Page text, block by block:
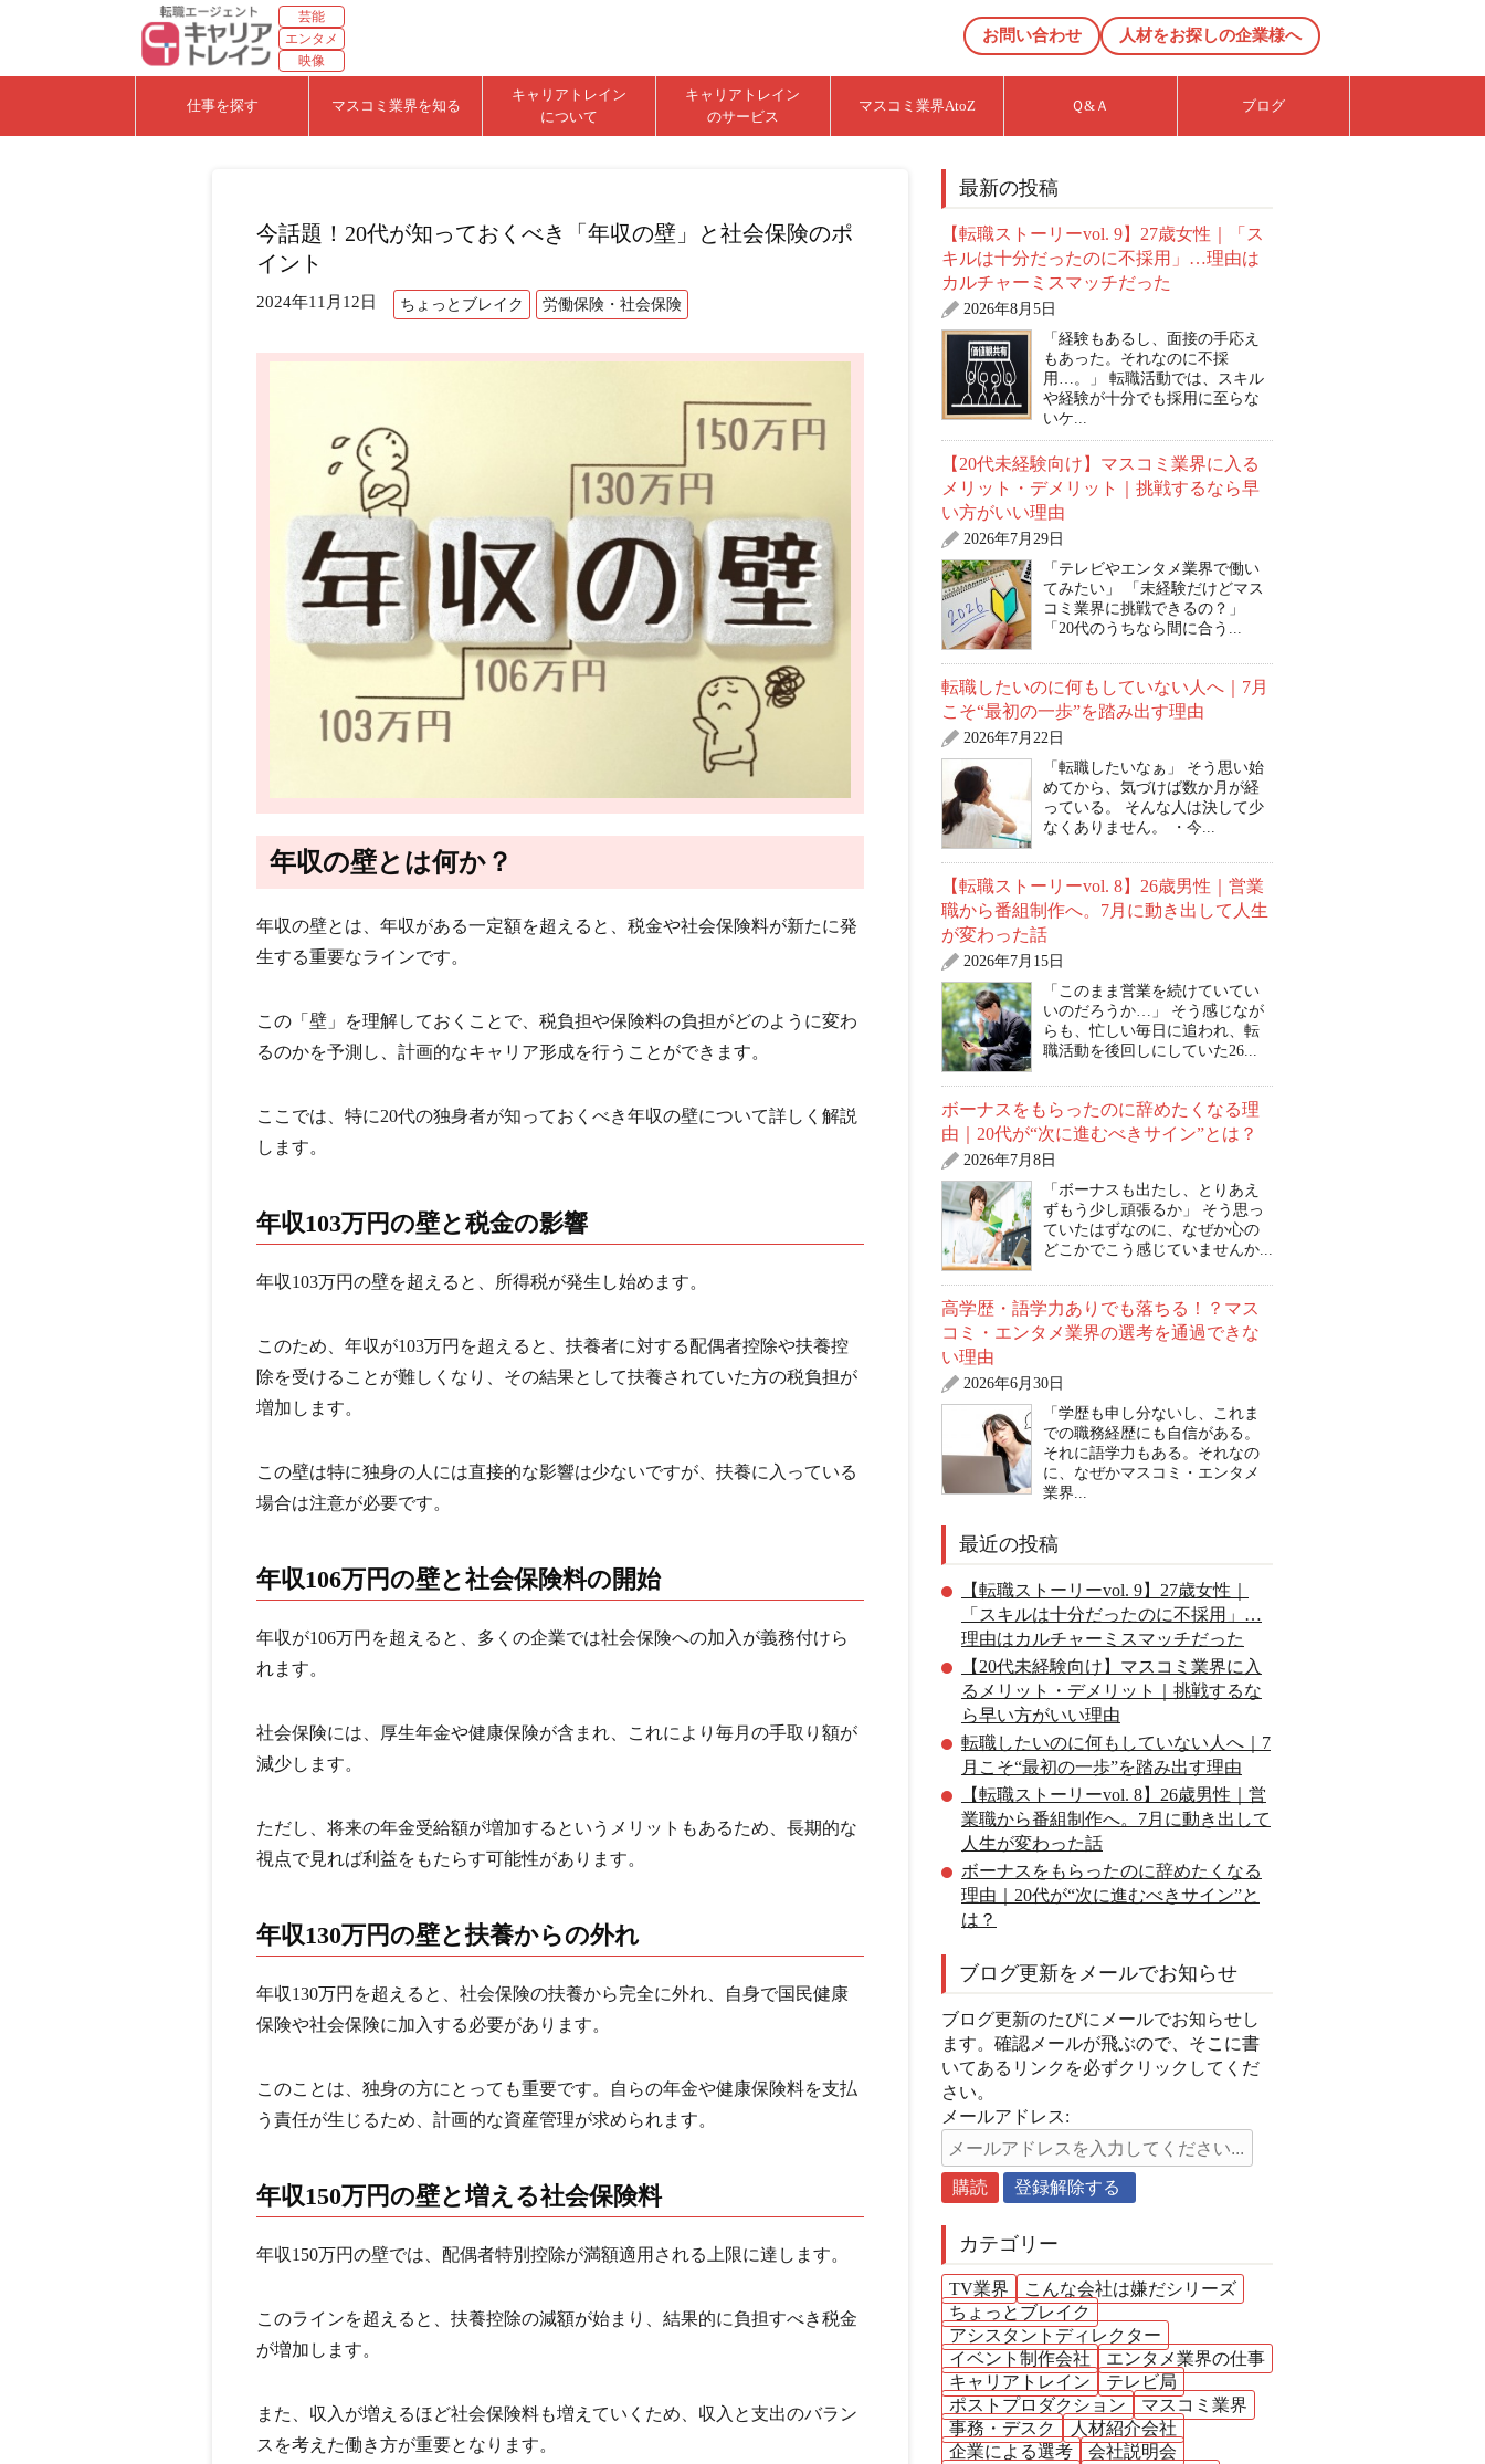
芸能
エンタメ
映像
お問い合わせ 人材をお探しの企業様へ
仕事を探す マスコミ業界を知る
キャリアトレイン
について
キャリアトレイン
のサービス
マスコミ業界AtoZ Ｑ&Ａ ブログ
今話題！20代が知っておくべき「年収の壁」と社会保険のポ
イント
2024年11月12日 ちょっとブレイク 労働保険・社会保険
年収の壁とは何か？
年収の壁とは、年収がある一定額を超えると、税金や社会保険料が新たに発
生する重要なラインです。
この「壁」を理解しておくことで、税負担や保険料の負担がどのように変わ
るのかを予測し、計画的なキャリア形成を行うことができます。
ここでは、特に20代の独身者が知っておくべき年収の壁について詳しく解説
します。
年収103万円の壁と税金の影響
年収103万円の壁を超えると、所得税が発生し始めます。
このため、年収が103万円を超えると、扶養者に対する配偶者控除や扶養控
除を受けることが難しくなり、その結果として扶養されていた方の税負担が
増加します。
この壁は特に独身の人には直接的な影響は少ないですが、扶養に入っている
場合は注意が必要です。
年収106万円の壁と社会保険料の開始
年収が106万円を超えると、多くの企業では社会保険への加入が義務付けら
れます。
社会保険には、厚生年金や健康保険が含まれ、これにより毎月の手取り額が
減少します。
ただし、将来の年金受給額が増加するというメリットもあるため、長期的な
視点で見れば利益をもたらす可能性があります。
年収130万円の壁と扶養からの外れ
年収130万円を超えると、社会保険の扶養から完全に外れ、自身で国民健康
保険や社会保険に加入する必要があります。
このことは、独身の方にとっても重要です。自らの年金や健康保険料を支払
う責任が生じるため、計画的な資産管理が求められます。
年収150万円の壁と増える社会保険料
年収150万円の壁では、配偶者特別控除が満額適用される上限に達します。
このラインを超えると、扶養控除の減額が始まり、結果的に負担すべき税金
が増加します。
また、収入が増えるほど社会保険料も増えていくため、収入と支出のバラン
スを考えた働き方が重要となります。
最新の投稿
【転職ストーリーvol. 9】27歳女性｜「ス
キルは十分だったのに不採用」…理由は
カルチャーミスマッチだった
2026年8月5日
「経験もあるし、面接の手応え
もあった。それなのに不採
用…。」 転職活動では、スキル
や経験が十分でも採用に至らな
いケ...
【20代未経験向け】マスコミ業界に入る
メリット・デメリット｜挑戦するなら早
い方がいい理由
2026年7月29日
「テレビやエンタメ業界で働い
てみたい」 「未経験だけどマス
コミ業界に挑戦できるの？」
「20代のうちなら間に合う...
転職したいのに何もしていない人へ｜7月
こそ“最初の一歩”を踏み出す理由
2026年7月22日
「転職したいなぁ」 そう思い始
めてから、気づけば数か月が経
っている。 そんな人は決して少
なくありません。 ・今...
【転職ストーリーvol. 8】26歳男性｜営業
職から番組制作へ。7月に動き出して人生
が変わった話
2026年7月15日
「このまま営業を続けていてい
いのだろうか…」 そう感じなが
らも、忙しい毎日に追われ、転
職活動を後回しにしていた26...
ボーナスをもらったのに辞めたくなる理
由｜20代が“次に進むべきサイン”とは？
2026年7月8日
「ボーナスも出たし、とりあえ
ずもう少し頑張るか」 そう思っ
ていたはずなのに、なぜか心の
どこかでこう感じていませんか...
高学歴・語学力ありでも落ちる！？マス
コミ・エンタメ業界の選考を通過できな
い理由
2026年6月30日
「学歴も申し分ないし、これま
での職務経歴にも自信がある。
それに語学力もある。それなの
に、なぜかマスコミ・エンタメ
業界...
最近の投稿
【転職ストーリーvol. 9】27歳女性｜
「スキルは十分だったのに不採用」…
理由はカルチャーミスマッチだった
【20代未経験向け】マスコミ業界に入
るメリット・デメリット｜挑戦するな
ら早い方がいい理由
転職したいのに何もしていない人へ｜7
月こそ“最初の一歩”を踏み出す理由
【転職ストーリーvol. 8】26歳男性｜営
業職から番組制作へ。7月に動き出して
人生が変わった話
ボーナスをもらったのに辞めたくなる
理由｜20代が“次に進むべきサイン”と
は？
ブログ更新をメールでお知らせ
ブログ更新のたびにメールでお知らせし
ます。確認メールが飛ぶので、そこに書
いてあるリンクを必ずクリックしてくだ
さい。
メールアドレス:
カテゴリー
TV業界
こんな会社は嫌だシリーズ
ちょっとブレイク
アシスタントディレクター
イベント制作会社
エンタメ業界の仕事
キャリアトレイン
テレビ局
ポストプロダクション
マスコミ業界
事務・デスク
人材紹介会社
企業による選考
会社説明会